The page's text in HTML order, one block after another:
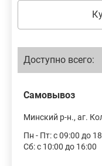
Доступно всего:
Самовывоз
Минский р-н., аг.
Пн - Пт: с 09:00 до
Сб: с 10:00 до 16:00